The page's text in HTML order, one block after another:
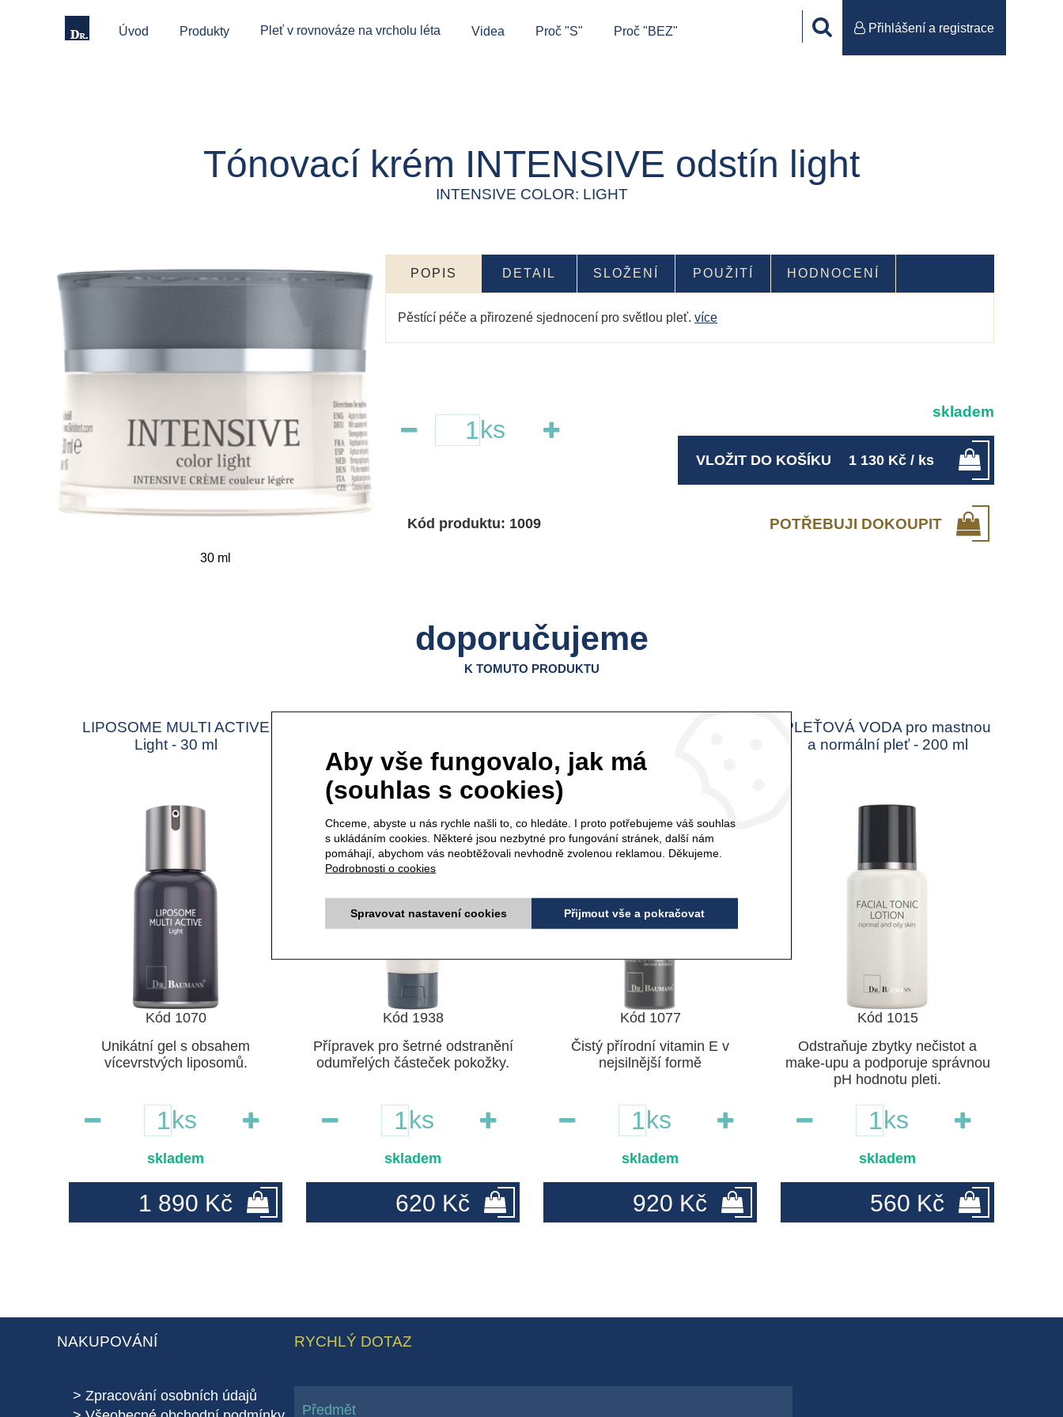
Úvod Produkty Pleť v rovnováze na vrcholu léta Videa Proč "S" Proč "BEZ" Přihlášení a registrace
Tónovací krém INTENSIVE odstín light
INTENSIVE COLOR: LIGHT
30 ml
POPIS DETAIL SLOŽENÍ POUŽITÍ HODNOCENÍ
Pěstící péče a přirozené sjednocení pro světlou pleť. více
Kód produktu: 1009 POTŘEBUJI DOKOUPIT
ks
skladem
VLOŽIT DO KOŠÍKU 1 130 Kč / ks
doporučujeme
K TOMUTO PRODUKTU
LIPOSOME MULTI ACTIVE
Light - 30 ml
Kód 1070
Unikátní gel s obsahem
vícevrstvých liposomů.
ks
skladem
1 890 Kč
Kód 1938
Přípravek pro šetrné odstranění
odumřelých částeček pokožky.
ks
skladem
620 Kč
Kód 1077
Čistý přírodní vitamin E v
nejsilnější formě
ks
skladem
920 Kč
PLEŤOVÁ VODA pro mastnou
a normální pleť - 200 ml
Kód 1015
Odstraňuje zbytky nečistot a
make-upu a podporuje správnou
pH hodnotu pleti.
ks
skladem
560 Kč
NAKUPOVÁNÍ
Zpracování osobních údajů
RYCHLÝ DOTAZ
Aby vše fungovalo, jak má
(souhlas s cookies)
Chceme, abyste u nás rychle našli to, co hledáte. I proto potřebujeme váš souhlas
s ukládáním cookies. Některé jsou nezbytné pro fungování stránek, další nám
pomáhají, abychom vás neobtěžovali nevhodně zvolenou reklamou. Děkujeme.
Podrobnosti o cookies
Spravovat nastavení cookies Přijmout vše a pokračovat